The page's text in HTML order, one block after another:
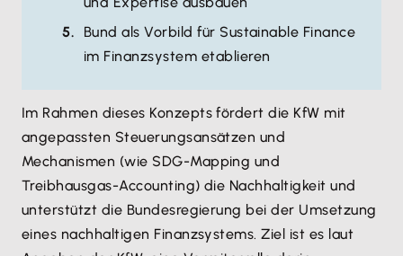
Bund als Vorbild für Sustainable Finance
im Finanzsystem etablieren
Im Rahmen dieses Konzepts fördert die KfW mit
angepassten Steuerungsansätzen und
Mechanismen (wie SDG-Mapping und
Treibhausgas-Accounting) die Nachhaltigkeit und
unterstützt die Bundesregierung bei der Umsetzung
eines nachhaltigen Finanzsystems. Ziel ist es laut